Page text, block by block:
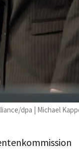
dpa | Michael